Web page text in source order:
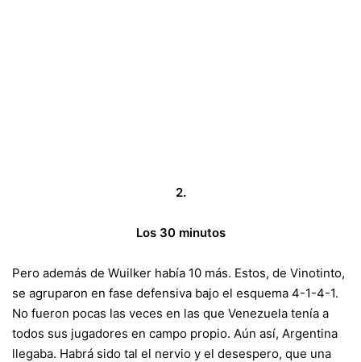
2.
Los 30 minutos
Pero además de Wuilker había 10 más. Estos, de Vinotinto,
se agruparon en fase defensiva bajo el esquema 4-1-4-1.
No fueron pocas las veces en las que Venezuela tenía a
todos sus jugadores en campo propio. Aún así, Argentina
llegaba. Habrá sido tal el nervio y el desespero, que una